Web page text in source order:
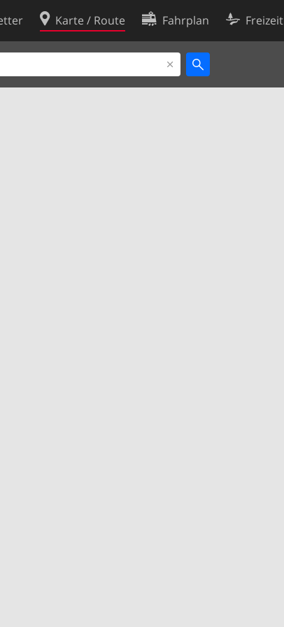
Karte / Route Fahrplan Freizeit
Cookie-Richtlinie
Cookie-Einstellungen